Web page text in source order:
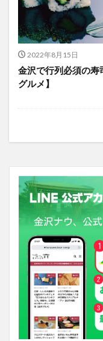
2022年8月15日
金沢で行列必須の寿
グルメ】